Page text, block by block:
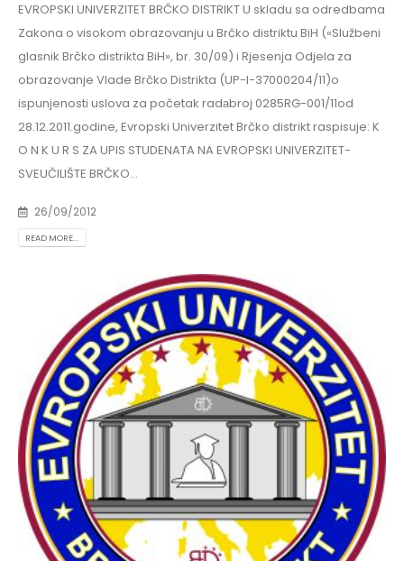
EVROPSKI UNIVERZITET BRČKO DISTRIKT U skladu sa odredbama
Zakona o visokom obrazovanju u Brčko distriktu BiH («Službeni
glasnik Brčko distrikta BiH», br. 30/09) i Rjesenja Odjela za
obrazovanje Vlade Brčko Distrikta (UP-I-37000204/11)o
ispunjenosti uslova za početak radаbroj 0285RG-001/11od
28.12.2011.godine, Evropski Univerzitet Brčko distrikt raspisuje: K
O N K U R S ZA UPIS STUDENATA NA EVROPSKI UNIVERZITET-
SVEUČILIŠTE BRČKO...
26/09/2012
READ MORE...